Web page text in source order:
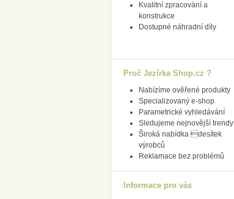
Kvalitní zpracování a
konstrukce
Dostupné náhradní díly
Proč Jezírka Shop.cz ?
Nabízíme ověřené produkty
Specializovaný e-shop
Parametrické vyhledávání
Sledujeme nejnovější trendy
Široká nabídka desítek
výrobců
Reklamace bez problémů
Informace pro vás